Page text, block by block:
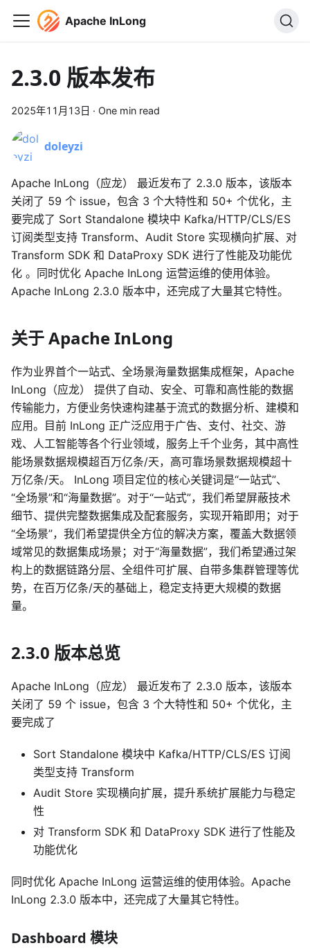
Apache InLong
2.3.0 版本发布
2025年11月13日 · One min read
doleyzi
Apache InLong（应龙） 最近发布了 2.3.0 版本，该版本
关闭了 59 个 issue，包含 3 个大特性和 50+ 个优化，主
要完成了 Sort Standalone 模块中 Kafka/HTTP/CLS/ES
订阅类型支持 Transform、Audit Store 实现横向扩展、对
Transform SDK 和 DataProxy SDK 进行了性能及功能优
化 。同时优化 Apache InLong 运营运维的使用体验。
Apache InLong 2.3.0 版本中，还完成了大量其它特性。
关于 Apache InLong
作为业界首个一站式、全场景海量数据集成框架，Apache
InLong（应龙） 提供了自动、安全、可靠和高性能的数据
传输能力，方便业务快速构建基于流式的数据分析、建模和
应用。目前 InLong 正广泛应用于广告、支付、社交、游
戏、人工智能等各个行业领域，服务上千个业务，其中高性
能场景数据规模超百万亿条/天，高可靠场景数据规模超十
万亿条/天。 InLong 项目定位的核心关键词是“一站式”、
“全场景”和“海量数据”。对于“一站式”，我们希望屏蔽技术
细节、提供完整数据集成及配套服务，实现开箱即用；对于
“全场景”，我们希望提供全方位的解决方案，覆盖大数据领
域常见的数据集成场景；对于“海量数据”，我们希望通过架
构上的数据链路分层、全组件可扩展、自带多集群管理等优
势，在百万亿条/天的基础上，稳定支持更大规模的数据
量。
2.3.0 版本总览
Apache InLong（应龙） 最近发布了 2.3.0 版本，该版本
关闭了 59 个 issue，包含 3 个大特性和 50+ 个优化，主
要完成了
Sort Standalone 模块中 Kafka/HTTP/CLS/ES 订阅
类型支持 Transform
Audit Store 实现横向扩展，提升系统扩展能力与稳定
性
对 Transform SDK 和 DataProxy SDK 进行了性能及
功能优化
同时优化 Apache InLong 运营运维的使用体验。Apache
InLong 2.3.0 版本中，还完成了大量其它特性。
Dashboard 模块